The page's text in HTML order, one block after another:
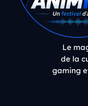
Le
de la
gaming